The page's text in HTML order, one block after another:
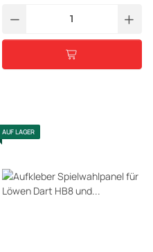
AUF LAGER